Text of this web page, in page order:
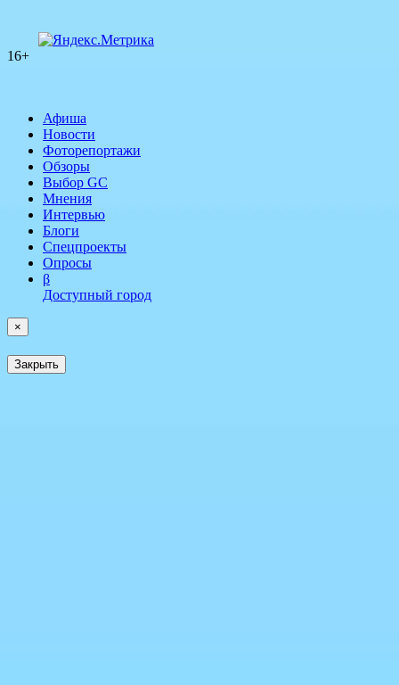
16+
Афиша
Новости
Фоторепортажи
Обзоры
Выбор GC
Мнения
Интервью
Блоги
Спецпроекты
Опросы
β
Доступный город
×
Закрыть